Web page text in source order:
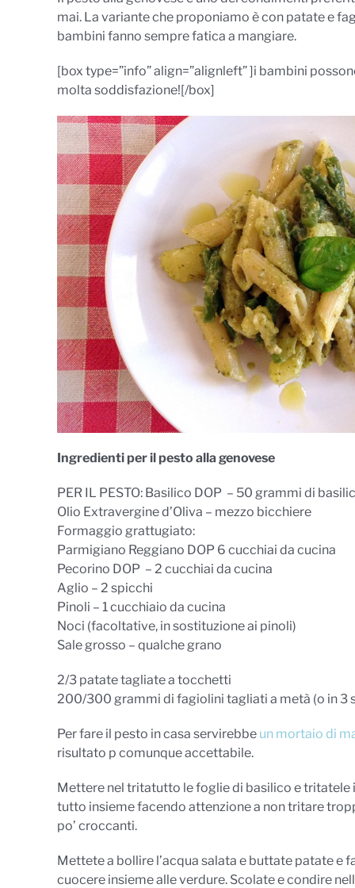
mai. La variante che proponiamo è con patate e
bambini fanno sempre fatica a mangiare.
[box type=”info” align=”alignleft” ]i bambini
molta soddisfazione![/box]
Ingredienti per il pesto alla genovese
PER IL PESTO: Basilico DOP – 50 grammi di
Olio Extravergine d’Oliva – mezzo bicchiere
Formaggio grattugiato:
Parmigiano Reggiano DOP 6 cucchiai da cucina
Pecorino DOP – 2 cucchiai da cucina
Aglio – 2 spicchi
Pinoli – 1 cucchiaio da cucina
Noci (facoltative, in sostituzione ai pinoli)
Sale grosso – qualche grano
2/3 patate tagliate a tocchetti
200/300 grammi di fagiolini tagliati a metà (o in 3
Per fare il pesto in casa servirebbe un mortaio di
risultato p comunque accettabile.
Mettere nel tritatutto le foglie di basilico e tritatele
tutto insieme facendo attenzione a non tritare
po’ croccanti.
Mettete a bollire l’acqua salata e buttate patate e
cuocere insieme alle verdure. Scolate e condire